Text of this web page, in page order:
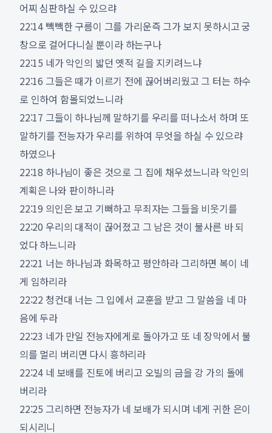
어찌 심판하실 수 있으랴
22:14 빽빽한 구름이 그를 가리운즉 그가 보지 못하시고 궁
창으로 걸어다니실 뿐이라 하는구나
22:15 네가 악인의 밟던 옛적 길을 지키려느냐
22:16 그들은 때가 이르기 전에 끊어버리웠고 그 터는 하수
로 인하여 함몰되었느니라
22:17 그들이 하나님께 말하기를 우리를 떠나소서 하며 또
말하기를 전능자가 우리를 위하여 무엇을 하실 수 있으랴
하였으나
22:18 하나님이 좋은 것으로 그 집에 채우셨느니라 악인의
계획은 나와 판이하니라
22:19 의인은 보고 기뻐하고 무죄자는 그들을 비웃기를
22:20 우리의 대적이 끊어졌고 그 남은 것이 불사른 바 되
었다 하느니라
22:21 너는 하나님과 화목하고 평안하라 그리하면 복이 네
게 임하리라
22:22 청컨대 너는 그 입에서 교훈을 받고 그 말씀을 네 마
음에 두라
22:23 네가 만일 전능자에게로 돌아가고 또 네 장막에서 불
의를 멀리 버리면 다시 흥하리라
22:24 네 보배를 진토에 버리고 오빌의 금을 강 가의 돌에
버리라
22:25 그리하면 전능자가 네 보배가 되시며 네게 귀한 은이
되시리니